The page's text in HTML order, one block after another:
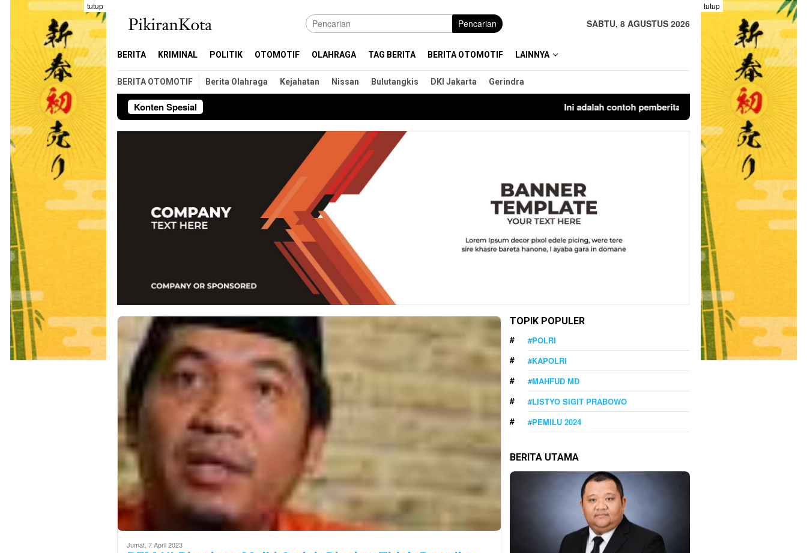
tutup tutup
Pencarian SABTU, 8 AGUSTUS 2026
BERITA KRIMINAL POLITIK OTOMOTIF OLAHRAGA TAG BERITA BERITA OTOMOTIF LAINNYA
BERITA OTOMOTIF Berita Olahraga Kejahatan Nissan Bulutangkis DKI Jakarta Gerindra
Konten Spesial Ini adalah contoh pemberitahuan kepada pengunjung anda.
Jumat, 7 April 2023
TOPIK POPULER
#POLRI
#KAPOLRI
#MAHFUD MD
#LISTYO SIGIT PRABOWO
#PEMILU 2024
BERITA UTAMA